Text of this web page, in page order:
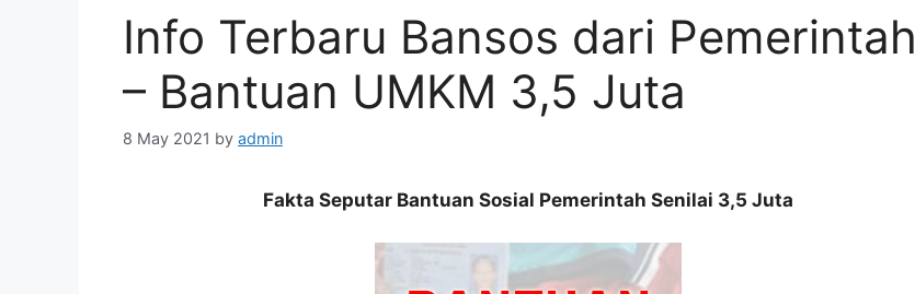
Info Terbaru Bansos dari Pemerintah
– Bantuan UMKM 3,5 Juta
8 May 2021 by admin
Fakta Seputar Bantuan Sosial Pemerintah Senilai 3,5 Juta